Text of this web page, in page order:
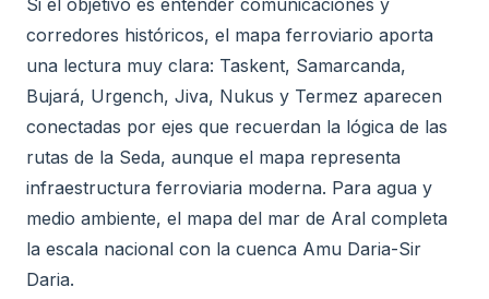
corredores históricos, el mapa ferroviario aporta
una lectura muy clara: Taskent, Samarcanda,
Bujará, Urgench, Jiva, Nukus y Termez aparecen
conectadas por ejes que recuerdan la lógica de las
rutas de la Seda, aunque el mapa representa
infraestructura ferroviaria moderna. Para agua y
medio ambiente, el mapa del mar de Aral completa
la escala nacional con la cuenca Amu Daria-Sir
Daria.